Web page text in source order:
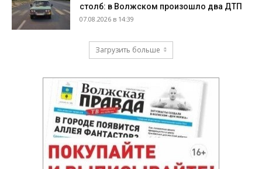
столб: в Волжском произошло два ДТП
07.08.2026 в 14:39
Загрузить больше